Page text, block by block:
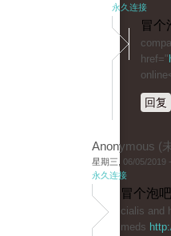
永久连接
冒个
href="
回复
Anonymous (
星期三, 06/05/2019
永久连接
冒个泡
cialis and
meds